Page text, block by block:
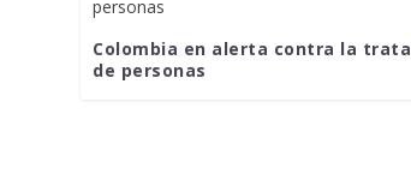
Colombia en alerta contra la trata
de personas